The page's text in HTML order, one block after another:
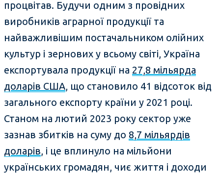
процвітав. Будучи одним з провідних
виробників аграрної продукції та
найважливішим постачальником олійних
культур і зернових у всьому світі, Україна
експортувала продукції на 27,8 мільярда
доларів США, що становило 41 відсоток від
загального експорту країни у 2021 році.
Станом на лютий 2023 року сектор уже
зазнав збитків на суму до 8,7 мільярдів
доларів, і це вплинуло на мільйони
українських громадян, чиє життя і доходи